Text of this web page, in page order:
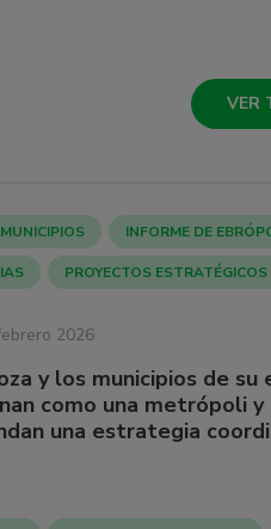
VER
INFORME DE
PROYECTOS ESTRATÉGICOS
2026
y los municipios de su
como una metrópoli y
una estrategia